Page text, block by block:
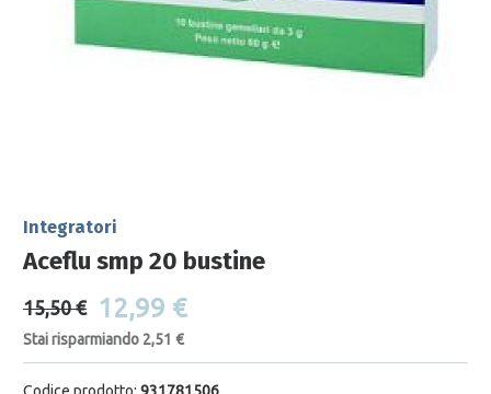
Integratori
Aceflu smp 20 bustine
15,50 € 12,99 €
Stai risparmiando 2,51 €
Codice prodotto: 931781506